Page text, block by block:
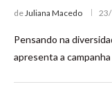
deJuliana Macedo
Pensando na
apresenta a